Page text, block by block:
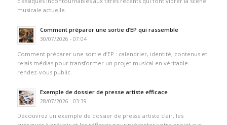
musicale actuelle.
Comment préparer une sortie d’EP qui rassemble
30/07/2026 - 07:04
Comment préparer une sortie d’EP : calendrier, identité, contenus et
relais médias pour transformer un projet musical en véritable
rendez-vous public.
Exemple de dossier de presse artiste efficace
28/07/2026 - 03:39
Découvrez un exemple de dossier de presse artiste clair, les